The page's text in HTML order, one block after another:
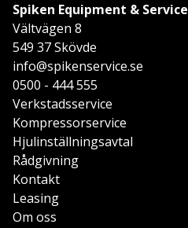
Spiken Equipment & Service
Vältvägen 8
549 37 Skövde
info@spikenservice.se
0500 - 444 555
Verkstadsservice
Kompressorservice
Hjulinställningsavtal
Rådgivning
Kontakt
Leasing
Om oss